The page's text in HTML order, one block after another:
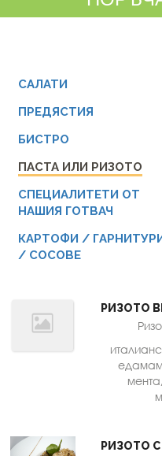
САЛАТИ
ПРЕДЯСТИЯ
БИСТРО
ПАСТА ИЛИ РИЗОТО
СПЕЦИАЛИТЕТИ ОТ
НАШИЯ ГОТВАЧ
КАРТОФИ /
/ СОСОВЕ
РИЗОТО
РИЗОТО С